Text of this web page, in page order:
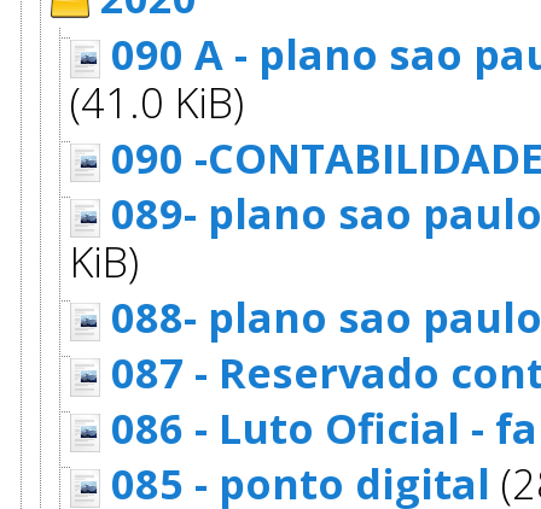
090 A - plano sao
(41.0 KiB)
090 -
089- plano sao
KiB)
088- plano sao
087 - Reservado
086 - Luto Oficial -
085 - ponto digital